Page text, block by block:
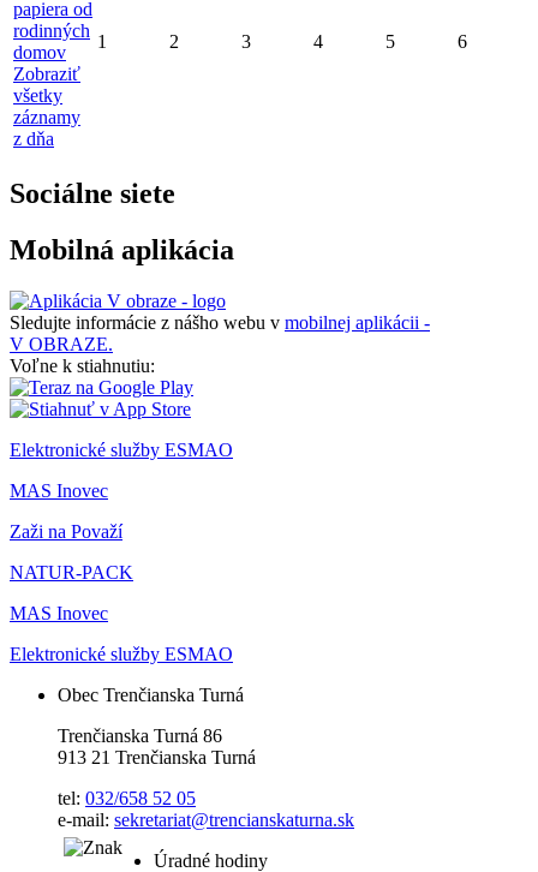
papiera od
rodinných
domov
Zobraziť
všetky
záznamy
z dňa
1 2 3 4 5 6
Sociálne siete
Mobilná aplikácia
Sledujte informácie z nášho webu v mobilnej aplikácii -
V OBRAZE.
Voľne k stiahnutiu:
Elektronické služby ESMAO
MAS Inovec
Zaži na Považí
NATUR-PACK
MAS Inovec
Elektronické služby ESMAO
Obec Trenčianska Turná
Trenčianska Turná 86
913 21 Trenčianska Turná
tel: 032/658 52 05
e-mail: sekretariat@trencianskaturna.sk
Úradné hodiny